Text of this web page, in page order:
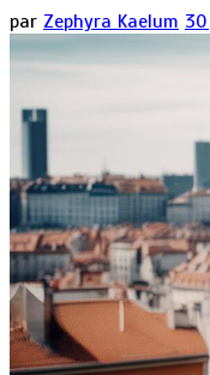
par Zephyra Kaelum